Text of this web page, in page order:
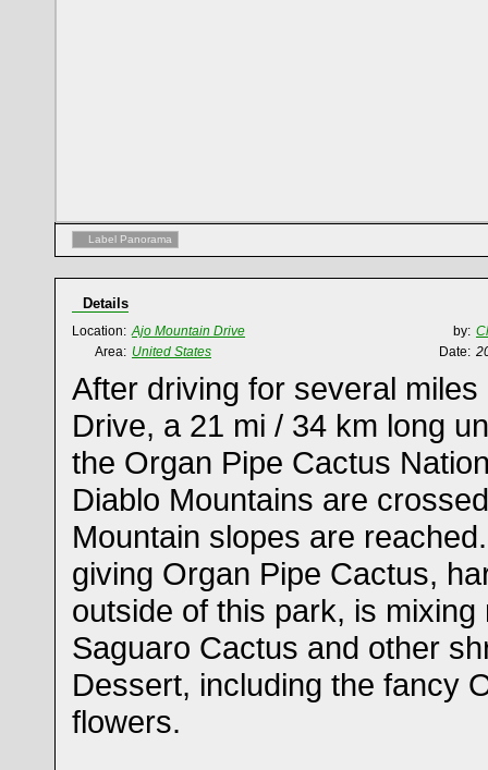
Label Panorama
Details
Location: Ajo Mountain Drive by:
Area: United States Date:
After driving for several
Drive, a 21 mi / 34 km long
the Organ Pipe Cactus
Diablo Mountains are
Mountain slopes are
giving Organ Pipe Cactus,
outside of this park, is mixing
Saguaro Cactus and other
Dessert, including the fancy
flowers.